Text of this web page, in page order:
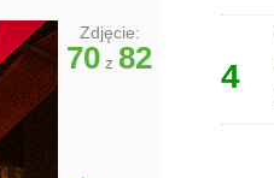
Zdjęcie:
70 z 82 4